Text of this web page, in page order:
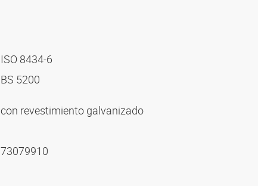
ISO 8434-6
BS 5200
con revestimiento galvanizado
73079910